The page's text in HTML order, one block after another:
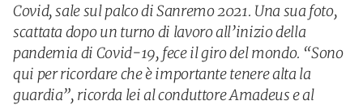
Covid, sale sul palco di Sanremo 2021. Una sua foto,
scattata dopo un turno di lavoro all’inizio della
pandemia di Covid-19, fece il giro del mondo. “Sono
qui per ricordare che è importante tenere alta la
guardia”, ricorda lei al conduttore Amadeus e al